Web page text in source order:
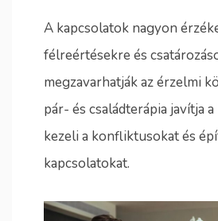
A kapcsolatok nagyon
félreértésekre és
megzavarhatják az érzelmi
pár- és családterápia javítja
kezeli a konfliktusokat és
kapcsolatokat.